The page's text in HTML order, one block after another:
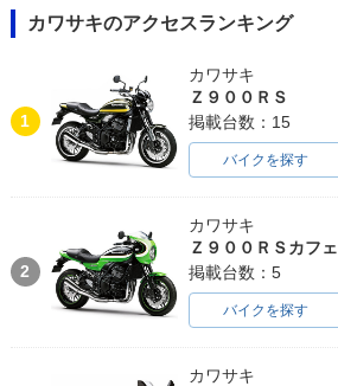
カワサキのアクセスランキング
1
カワサキ
Ｚ９００ＲＳ
掲載台数：15
バイクを探す
2
カワサキ
Ｚ９００ＲＳカフェ
掲載台数：5
バイクを探す
カワサキ